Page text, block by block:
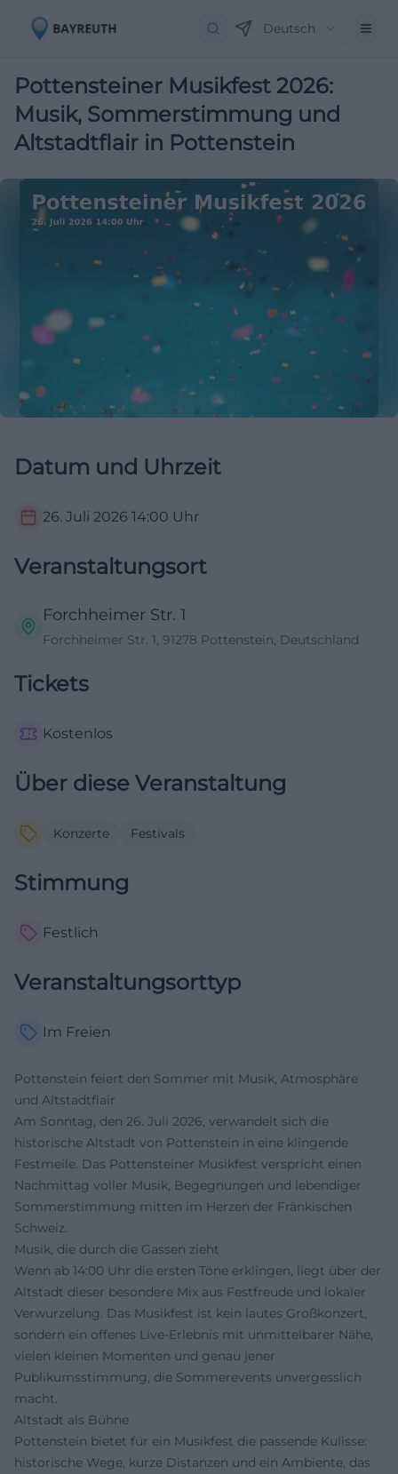
Deutsch
Pottensteiner Musikfest 2026:
Musik, Sommerstimmung und
Altstadtflair in Pottenstein
Datum und Uhrzeit
26. Juli 2026 14:00 Uhr
Veranstaltungsort
Forchheimer Str. 1
Forchheimer Str. 1, 91278 Pottenstein, Deutschland
Tickets
Kostenlos
Über diese Veranstaltung
Konzerte Festivals
Stimmung
Festlich
Veranstaltungsorttyp
Im Freien
Pottenstein feiert den Sommer mit Musik, Atmosphäre
und Altstadtflair
Am Sonntag, den 26. Juli 2026, verwandelt sich die
historische Altstadt von Pottenstein in eine klingende
Festmeile. Das Pottensteiner Musikfest verspricht einen
Nachmittag voller Musik, Begegnungen und lebendiger
Sommerstimmung mitten im Herzen der Fränkischen
Schweiz.
Musik, die durch die Gassen zieht
Wenn ab 14:00 Uhr die ersten Töne erklingen, liegt über der
Altstadt dieser besondere Mix aus Festfreude und lokaler
Verwurzelung. Das Musikfest ist kein lautes Großkonzert,
sondern ein offenes Live-Erlebnis mit unmittelbarer Nähe,
vielen kleinen Momenten und genau jener
Publikumsstimmung, die Sommerevents unvergesslich
macht.
Altstadt als Bühne
Pottenstein bietet für ein Musikfest die passende Kulisse:
historische Wege, kurze Distanzen und ein Ambiente, das